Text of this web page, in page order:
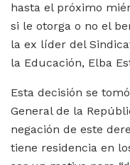
hasta el próximo
si le otorga o no el
la ex líder del
la Educación, Elba
Esta decisión se
General de la
negación de este
tiene residencia en